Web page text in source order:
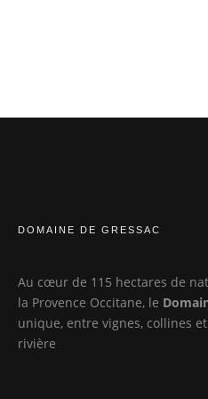
DOMAINE DE GRESSAC
Au cœur de 115 hectares de
la Provence Occitane, le
unique, entre vignes, collines
rivière